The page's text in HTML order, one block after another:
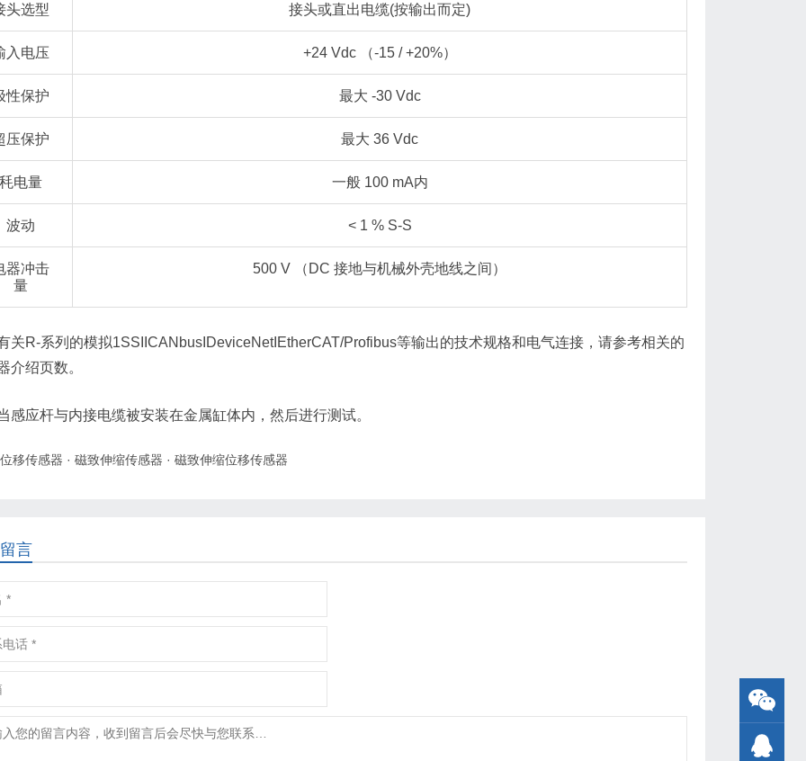
头选型 接头或直出电缆(按输出而定)
入电压 +24 Vdc （-15 / +20%）
性保护 最大 -30 Vdc
压保护 最大 36 Vdc
电量 一般 100 mA内
波动 < 1 % S-S
器冲击
量
500 V （DC 接地与机械外壳地线之间）
关R-系列的模拟1SSIICANbusIDeviceNetIEtherCAT/Profibus等输出的技术规格和电气连接，请参考相关的
介绍页数。
感应杆与内接电缆被安装在金属缸体内，然后进行测试。
位移传感器 · 磁致伸缩传感器 · 磁致伸缩位移传感器
言